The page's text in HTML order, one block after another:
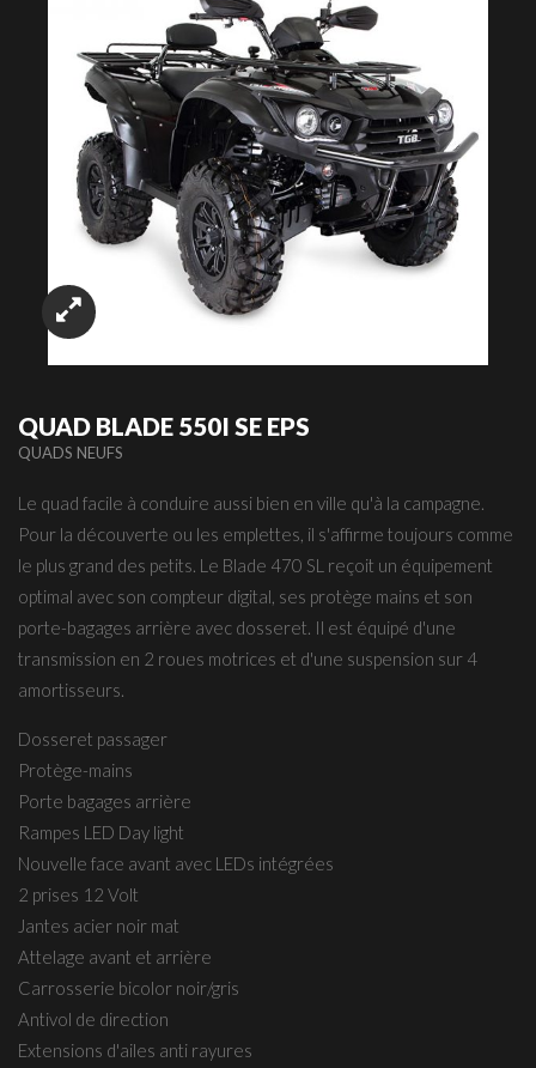
QUAD BLADE 550I SE EPS
QUADS NEUFS
Le quad facile à conduire aussi bien en ville qu'à la campagne.
Pour la découverte ou les emplettes, il s'affirme toujours comme
le plus grand des petits. Le Blade 470 SL reçoit un équipement
optimal avec son compteur digital, ses protège mains et son
porte-bagages arrière avec dosseret. Il est équipé d'une
transmission en 2 roues motrices et d'une suspension sur 4
amortisseurs.
Dosseret passager
Protège-mains
Porte bagages arrière
Rampes LED Day light
Nouvelle face avant avec LEDs intégrées
2 prises 12 Volt
Jantes acier noir mat
Attelage avant et arrière
Carrosserie bicolor noir/gris
Antivol de direction
Extensions d'ailes anti rayures